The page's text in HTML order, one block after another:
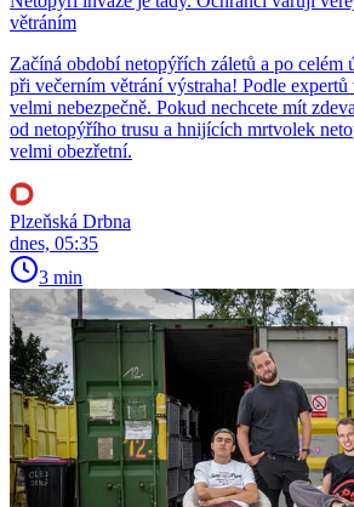
větráním
Začíná období netopýřích záletů a po celém
při večerním větrání výstraha! Podle expertů
velmi nebezpečně. Pokud nechcete mít
od netopýřího trusu a hnijících mrtvolek
velmi obezřetní.
Plzeňská Drbna
dnes, 05:35
3 min